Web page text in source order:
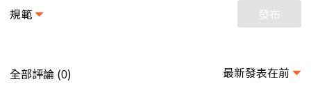
規範 發布
全部評論 (0) 最新發表在前